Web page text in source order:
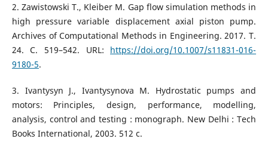
2. Zawistowski T., Kleiber M. Gap flow simulation methods in
high pressure variable displacement axial piston pump.
Archives of Computational Methods in Engineering. 2017. Т.
24. С. 519–542. URL: https://doi.org/10.1007/s11831-016-
9180-5.
3. Ivantysyn J., Ivantysynova M. Hydrostatic pumps and
motors: Principles, design, performance, modelling,
analysis, control and testing : monograph. New Delhi : Tech
Books International, 2003. 512 с.